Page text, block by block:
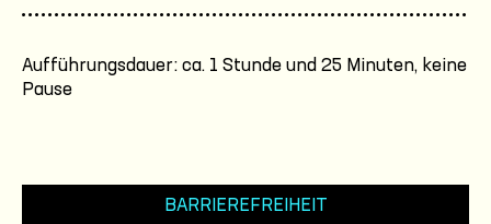
Aufführungsdauer: ca. 1 Stunde und 25 Minuten, keine
Pause
BARRIEREFREIHEIT